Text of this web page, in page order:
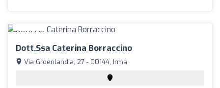
Dott.ssa Caterina Borraccino
Via Groenlandia, 27 - 00144, Irma